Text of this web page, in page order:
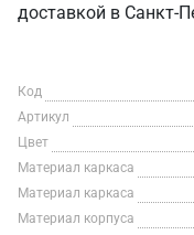
доставкой в
Код
Артикул
Цвет
Материал каркаса
Материал каркаса
Материал корпуса